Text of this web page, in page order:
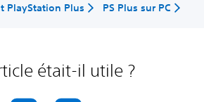
PlayStation Plus
PS Plus sur PC
était-il utile ?